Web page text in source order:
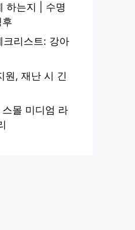
하는지 | 수명
크리스트: 강아
원, 재난 시 긴
몰 미디엄 라